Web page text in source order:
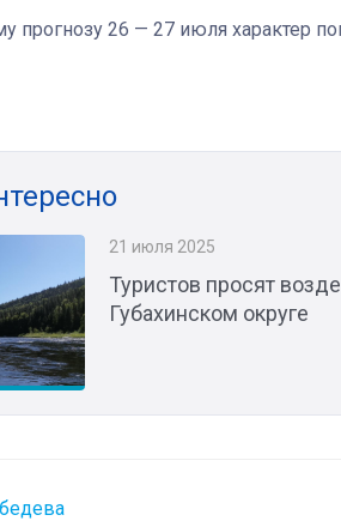
прогнозу 26 — 27 июля характер
21 июля 2025
Туристов просят
Губахинском округе